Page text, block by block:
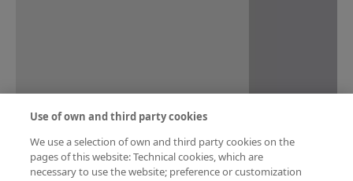
Percepción Social de la Ciencia y la
Use of own and third party cookies
We use a selection of own and third party cookies on the
pages of this website: Technical cookies, which are
necessary to use the website; preference or customization